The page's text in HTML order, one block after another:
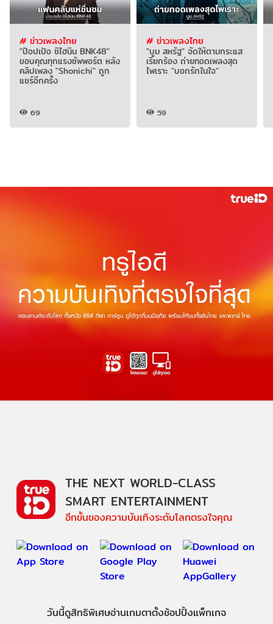
# ข่าวเพลงไทย
"ป๊อปเป้อ ชิไฮนิน BNK48"
ขอบคุณทุกแรงซัพพอร์ต หลัง
คลิปเพลง "Shonichi" ถูก
แชร์อีกครั้ง
69
# ข่าวเพลงไทย
"บูม สหรัฐ" จัดให้ตามกระแส
เรียกร้อง ถ่ายทอดเพลงสุด
ไพเราะ "บอกรักในใจ"
59
THE NEXT WORLD-CLASS
SMART ENTERTAINMENT
อีกขั้นของความบันเทิงระดับโลกตรงใจคุณ
วันนี้ดูสิทธิพิเศษอ่านเกมตาตั้งช้อปปิ้งแพ็กเกจ